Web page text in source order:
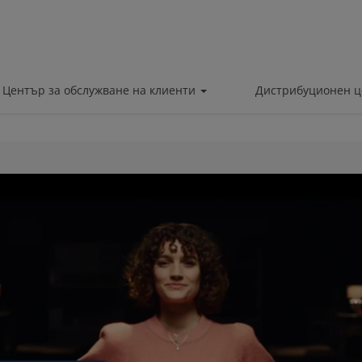
Център за обслужване на клиенти Дистрибуционен